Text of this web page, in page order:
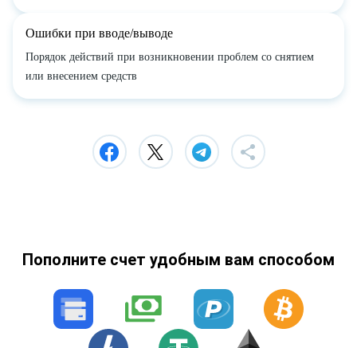
Ошибки при вводе/выводе
Порядок действий при возникновении проблем со снятием
или внесением средств
Пополните счет удобным вам способом